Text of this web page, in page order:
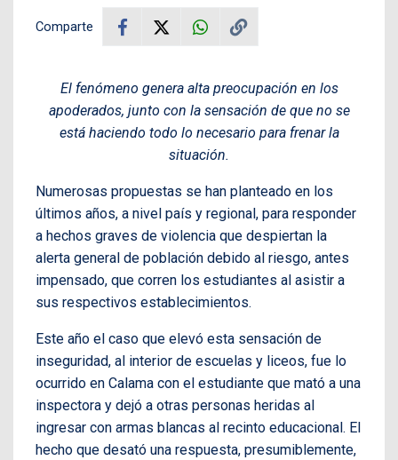
Comparte
El fenómeno genera alta preocupación en los
apoderados, junto con la sensación de que no se
está haciendo todo lo necesario para frenar la
situación.
Numerosas propuestas se han planteado en los
últimos años, a nivel país y regional, para responder
a hechos graves de violencia que despiertan la
alerta general de población debido al riesgo, antes
impensado, que corren los estudiantes al asistir a
sus respectivos establecimientos.
Este año el caso que elevó esta sensación de
inseguridad, al interior de escuelas y liceos, fue lo
ocurrido en Calama con el estudiante que mató a una
inspectora y dejó a otras personas heridas al
ingresar con armas blancas al recinto educacional. El
hecho que desató una respuesta, presumiblemente,